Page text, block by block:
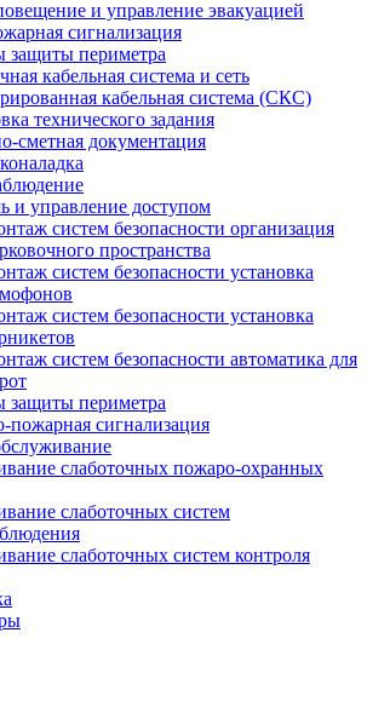
и управление эвакуацией
сигнализация
защиты периметра
кабельная система и сеть
кабельная система (СКС)
технического задания
сметная документация
и управление доступом
систем безопасности организация
пространства
систем безопасности установка
систем безопасности установка
систем безопасности автоматика для
защиты периметра
пожарная сигнализация
слаботочных пожаро-охранных
слаботочных систем
слаботочных систем контроля